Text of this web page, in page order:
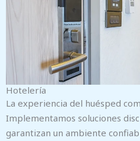
Hotelería
La experiencia del huésped
Implementamos soluciones
garantizan un ambiente